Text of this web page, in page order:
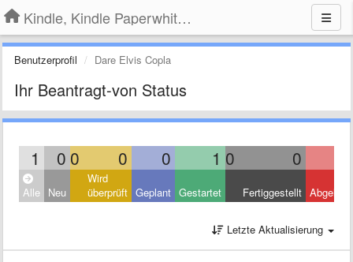
Kindle, Kindle Paperwhite, Kindle Voyage
Benutzerprofil Dare Elvis Copla
Ihr Beantragt-von Status
1 0 0 0 0 1 0 0
Alle Neu
Wird
überprüft Geplant Gestartet Fertiggestellt
Letzte Aktualisierung